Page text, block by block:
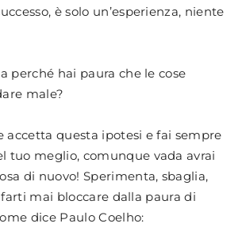
è solo un’esperienza, niente
perché hai paura che le cose
male?
accetta questa ipotesi e fai sempre
tuo meglio, comunque vada avrai
di nuovo! Sperimenta, sbaglia,
mai bloccare dalla paura di
dice Paulo Coelho: